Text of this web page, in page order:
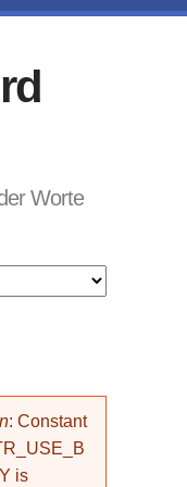
Worte
: Constant
is